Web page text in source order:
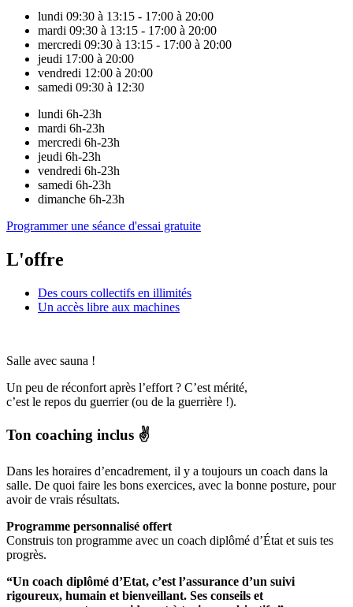
lundi 09:30 à 13:15 - 17:00 à 20:00
mardi 09:30 à 13:15 - 17:00 à 20:00
mercredi 09:30 à 13:15 - 17:00 à 20:00
jeudi 17:00 à 20:00
vendredi 12:00 à 20:00
samedi 09:30 à 12:30
lundi 6h-23h
mardi 6h-23h
mercredi 6h-23h
jeudi 6h-23h
vendredi 6h-23h
samedi 6h-23h
dimanche 6h-23h
Programmer une séance d'essai gratuite
L'offre
Des cours collectifs en illimités
Un accès libre aux machines
Salle avec sauna !
Un peu de réconfort après l’effort ? C’est mérité,
c’est le repos du guerrier (ou de la guerrière !).
Ton coaching inclus ✌️
Dans les horaires d’encadrement, il y a toujours un coach dans la
salle. De quoi faire les bons exercices, avec la bonne posture, pour
avoir de vrais résultats.
Programme personnalisé offert
Construis ton programme avec un coach diplômé d’État et suis tes
progrès.
“Un coach diplômé d’Etat, c’est l’assurance d’un suivi
rigoureux, humain et bienveillant. Ses conseils et